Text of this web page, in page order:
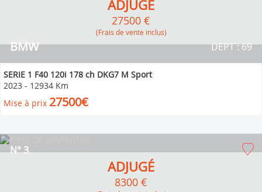
BMW DEPT : 69
ADJUGÉ
27500 €
(Frais de vente inclus)
SERIE 1 F40 120i 178 ch DKG7 M Sport
2023 - 12934 Km
Mise à prix 27500€
N° 3
ADJUGÉ
8300 €